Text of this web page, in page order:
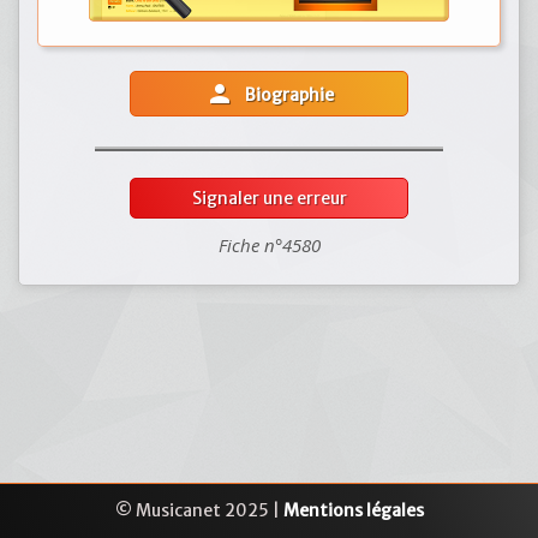
person Biographie
Signaler une erreur
Fiche n°4580
© Musicanet 2025 | Mentions légales